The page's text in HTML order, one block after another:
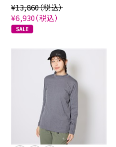
¥13,860（税込）
¥6,930（税込）